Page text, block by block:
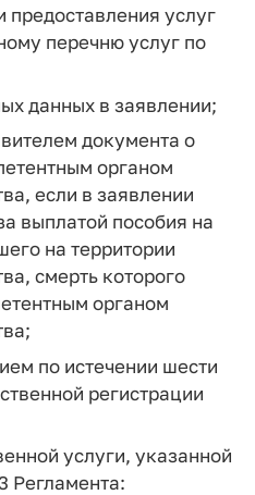
предоставления услуг
перечню услуг по
данных в заявлении;
документа о
органом
если в заявлении
выплатой пособия на
на территории
смерть которого
органом
по истечении шести
регистрации
услуги, указанной
Регламента: